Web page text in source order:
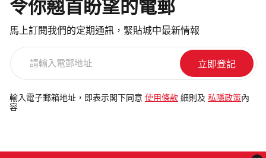
令你翹首盼望的電郵
馬上訂閱我們的定期通訊，緊貼城中最新情報
電
郵
輸入電子郵箱地址，即表示閣下同意 使用條款 細則及 私隱政策 內
容